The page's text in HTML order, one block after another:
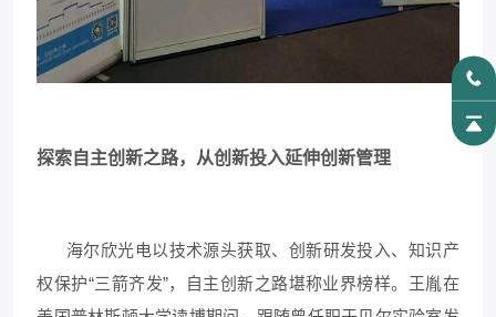
探索自主创新之路，从创新投入延伸创新管理
海尔欣光电以技术源头获取、创新研发投入、知识产
权保护“三箭齐发”，自主创新之路堪称业界榜样。王胤在